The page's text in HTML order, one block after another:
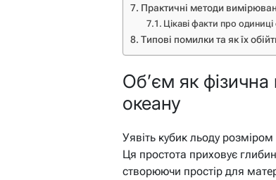
Практичні методи
Цікаві факти про одиниці
Типові помилки та як їх
Об’єм як
океану
Уявіть кубик льоду
Ця простота приховує
створюючи простір для